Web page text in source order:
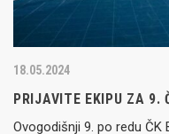
18.05.2024
PRIJAVITE EKIPU ZA 9.
Ovogodišnji 9. po redu